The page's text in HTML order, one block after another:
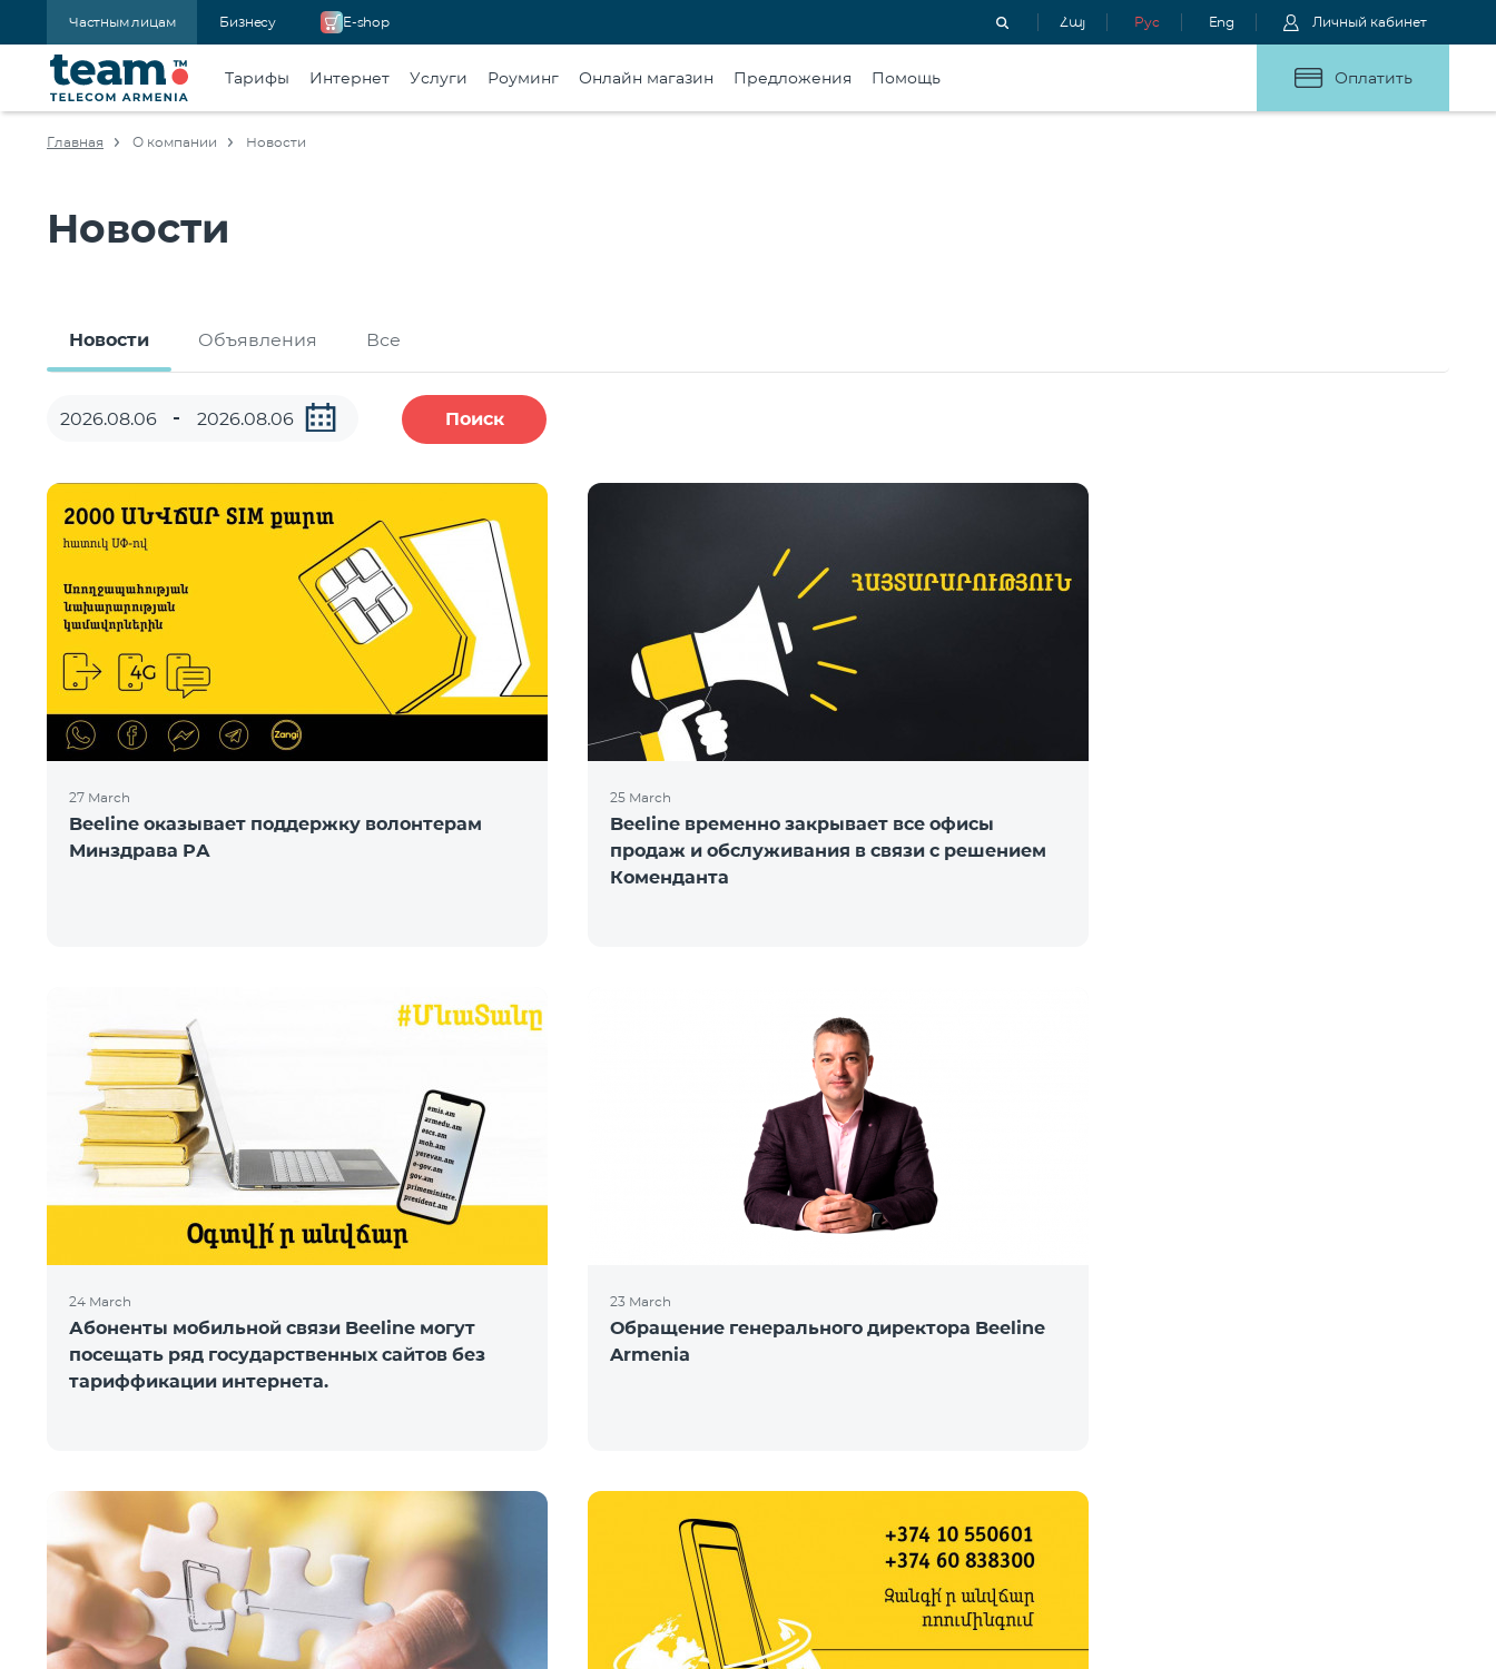
Частным лицам Бизнесу E-shop Հայ Рус Eng Личный кабинет
Тарифы Интернет Услуги Роуминг Онлайн магазин Предложения Помощь Оплатить
Главная О компании Новости
Новости
Новости Объявления Все
Поиск
27 March
Beeline оказывает поддержку волонтерам
Минздрава РА
25 March
Beeline временно закрывает все офисы
продаж и обслуживания в связи с решением
Коменданта
24 March
Абоненты мобильной связи Beeline могут
посещать ряд государственных сайтов без
тариффикации интернета.
23 March
Обращение генерального директора Beeline
Armenia